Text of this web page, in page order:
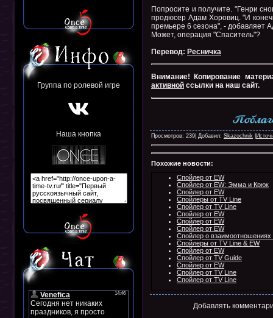
Группа по ролевой игре
Наша кнопка
Попросите и получите. "Генри
продюсер Адам Хоровиц. "И
премьере 6 сезона", - добавляет
Может, операция "Спаситель"?
Перевод: Ресничка
Внимание! Копирование
активной ссылки на наш сайт.
Просмотров: 239| Добавил: Skazochnik
Похожие новости:
Спойлер от EW
Спойлер от EW: Эмма и Крюк
Спойлер от EW
Спойлеры от TV Line
Спойлер от TV Line
Спойлер от EW
Спойлер от EW
Спойлер от EW
Спойлер о
Спойлеры от TV Line & EW
Спойлер от EW
Спойлер от TV Guide
Спойлер от EW
Спойлер от TV Line
Спойлер от TV Line
Добавлять